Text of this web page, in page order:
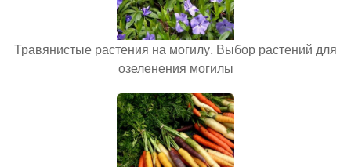
Травянистые растения на могилу. Выбор растений для
озеленения могилы